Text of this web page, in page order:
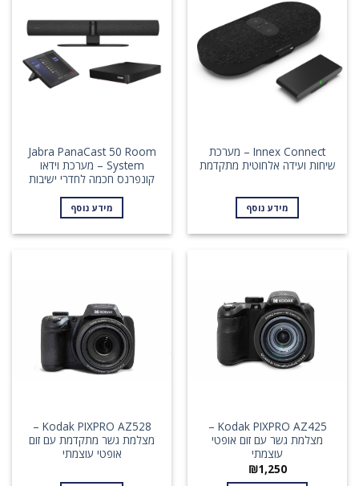
Innex Connect – מערכת
שיחות ועידה אלחוטית מתקדמת
מידע נוסף
Jabra PanaCast 50 Room
System – מערכת וידאו
קונפרנס חכמה לחדרי ישיבות
מידע נוסף
Kodak PIXPRO AZ425 –
מצלמת גשר עם זום אופטי
עוצמתי
₪1,250
Kodak PIXPRO AZ528 –
מצלמת גשר מתקדמת עם זום
אופטי עוצמתי